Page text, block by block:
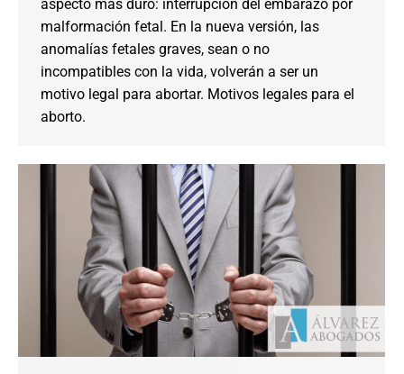
aspecto más duro: interrupción del embarazo por
malformación fetal. En la nueva versión, las
anomalías fetales graves, sean o no
incompatibles con la vida, volverán a ser un
motivo legal para abortar. Motivos legales para el
aborto.